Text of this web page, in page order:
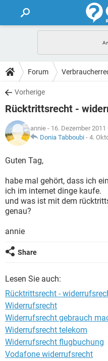
FORUM
TIPPS
Forum
Vorherige
Rücktrittsrecht -
annie - 16. Dezember 2011
Donia Tabboubi - 4.
Guten Tag,
habe mal gehört, dass ich
ich im internet dinge kaufe.
und was ist mit dem
genau?
annie
Share
Lesen Sie auch:
Rücktrittsrecht -
Widerrufsrecht
Widerrufsrecht gebrauch
Widerrufsrecht telekom
Widerrufsrecht flugbuchung
Vodafone widerrufsrecht